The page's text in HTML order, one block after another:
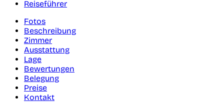
Reiseführer
Fotos
Beschreibung
Zimmer
Ausstattung
Lage
Bewertungen
Belegung
Preise
Kontakt